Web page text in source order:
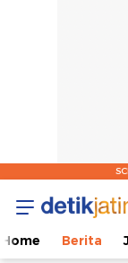
Home Berita